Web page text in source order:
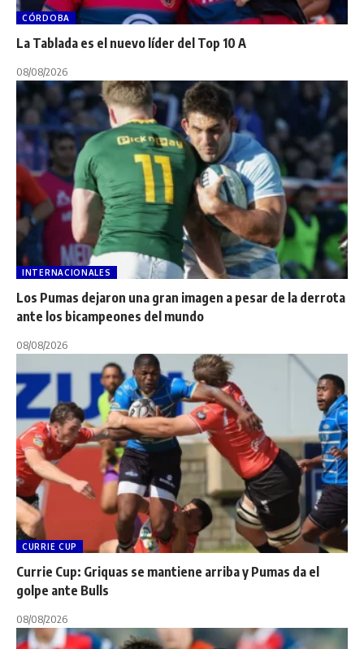
CÓRDOBA
La Tablada es el nuevo líder del Top 10 A
08/08/2026
INTERNACIONALES
Los Pumas dejaron una gran imagen a pesar de la derrota
ante los bicampeones del mundo
08/08/2026
CURRIE CUP
Currie Cup: Griquas se mantiene arriba y Pumas da el
golpe ante Bulls
08/08/2026